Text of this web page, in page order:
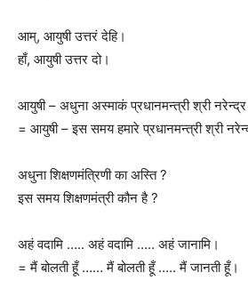
आम्, आयुषी उत्तरं देहि।
हाँ, आयुषी उत्तर दो।
आयुषी – अधुना अस्माकं प्रधानमन्त्री श्री नरेन्द्र
= आयुषी – इस समय हमारे प्रधानमन्त्री श्री
अधुना शिक्षणमंत्रिणी का अस्ति ?
इस समय शिक्षणमंत्री कौन है ?
अहं वदामि ….. अहं वदामि ….. अहं जानामि।
= मैं बोलती हूँ …… मैं बोलती हूँ ….. मैं जानती हूँ।